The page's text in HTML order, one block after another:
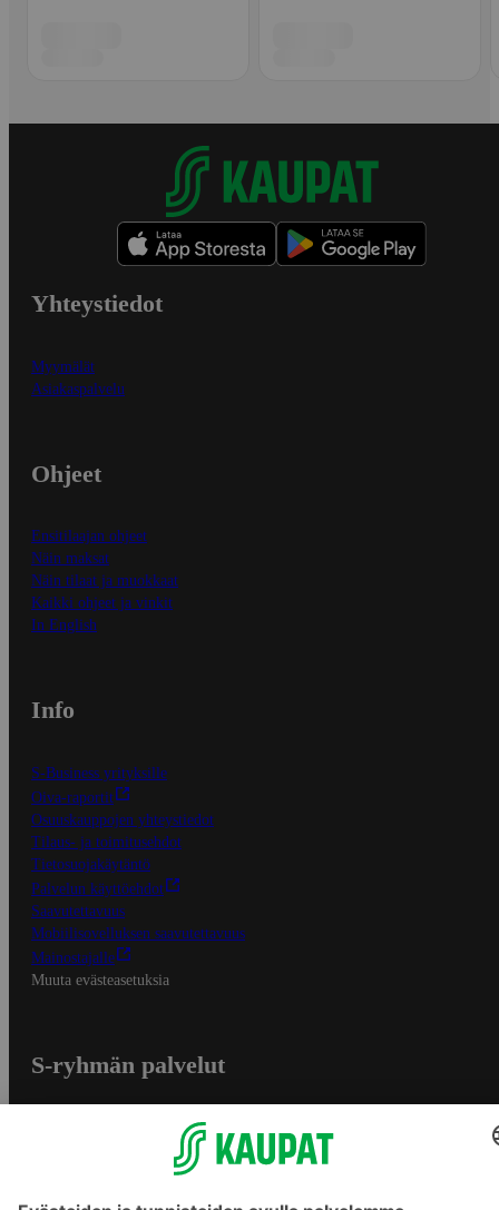
Yhteystiedot
Myymälät
Asiakaspalvelu
Ohjeet
Ensitilaajan ohjeet
Näin maksat
Näin tilaat ja muokkaat
Kaikki ohjeet ja vinkit
In English
Info
S-Business yrityksille
Oiva-raportit
Osuuskauppojen yhteystiedot
Tilaus- ja toimitusehdot
Tietosuojakäytäntö
Palvelun käyttöehdot
Saavutettavuus
Mobiilisovelluksen saavutettavuus
Mainostajalle
Muuta evästeasetuksia
S-ryhmän palvelut
Yhteishyvä Ruoka -sovellus
S-ostoslista -sovellus